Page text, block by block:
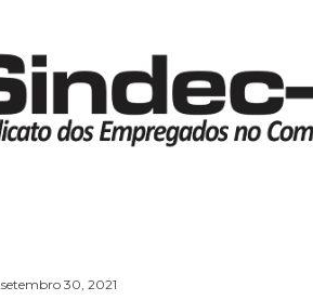
setembro 30, 2021